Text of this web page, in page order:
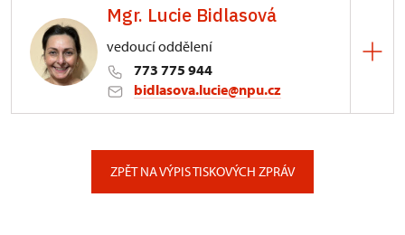
3/, Sychrov 3
Mgr. Lucie Bidlasová
vedoucí oddělení
773 775 944
bidlasova.lucie@npu.cz
ZPĚT NA VÝPIS TISKOVÝCH ZPRÁV